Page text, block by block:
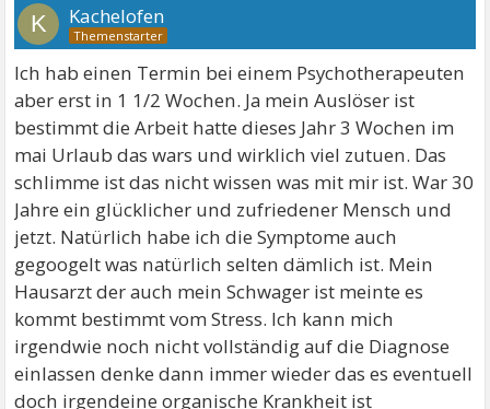
K Kachelofen
Ich hab einen Termin bei einem Psychotherapeuten
aber erst in 1 1/2 Wochen. Ja mein Auslöser ist
bestimmt die Arbeit hatte dieses Jahr 3 Wochen im
mai Urlaub das wars und wirklich viel zutuen. Das
schlimme ist das nicht wissen was mit mir ist. War 30
Jahre ein glücklicher und zufriedener Mensch und
jetzt. Natürlich habe ich die Symptome auch
gegoogelt was natürlich selten dämlich ist. Mein
Hausarzt der auch mein Schwager ist meinte es
kommt bestimmt vom Stress. Ich kann mich
irgendwie noch nicht vollständig auf die Diagnose
einlassen denke dann immer wieder das es eventuell
doch irgendeine organische Krankheit ist